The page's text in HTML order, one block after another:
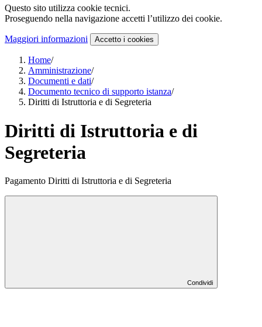
Questo sito utilizza cookie tecnici.
Proseguendo nella navigazione accetti l’utilizzo dei cookie.
Maggiori informazioni Accetto i cookies
Home/
Amministrazione/
Documenti e dati/
Documento tecnico di supporto istanza/
Diritti di Istruttoria e di Segreteria
Diritti di Istruttoria e di
Segreteria
Pagamento Diritti di Istruttoria e di Segreteria
Condividi